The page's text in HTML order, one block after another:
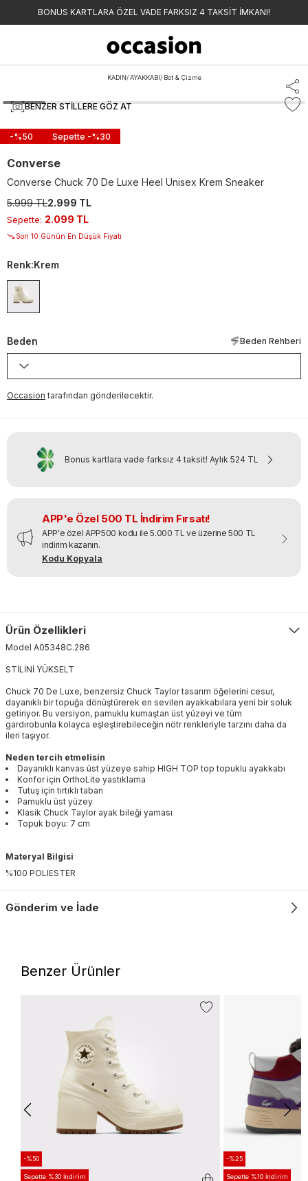
BONUS KARTLARA ÖZEL VADE FARKSIZ 4 TAKSİT İMKANI!
KADIN/ AYAKKABI/ Bot & Çizme
BENZER STILLERE GÖZ AT
-%50 Sepette -%30
Converse
Converse Chuck 70 De Luxe Heel Unisex Krem Sneaker
5.999 TL2.999 TL
Sepette: 2.099 TL
Son 10 Günün En Düşük Fiyatı
Renk:Krem
Beden Beden Rehberi
Occasion tarafından gönderilecektir.
Bonus kartlara vade farksız 4 taksit! Aylık 524 TL
APP'e Özel 500 TL İndirim Fırsatı!
APP'e özel APP500 kodu ile 5.000 TL ve üzerine 500 TL
indirim kazanın.
Kodu Kopyala
Ürün Özellikleri
Model A05348C.286
STİLİNİ YÜKSELT
Chuck 70 De Luxe, benzersiz Chuck Taylor tasarım öğelerini cesur,
dayanıklı bir topuğa dönüştürerek en sevilen ayakkabılara yeni bir soluk
getiriyor. Bu versiyon, pamuklu kumaştan üst yüzeyi ve tüm
gardırobunla kolayca eşleştirebileceğin nötr renkleriyle tarzını daha da
ileri taşıyor.
Neden tercih etmelisin
Dayanıklı kanvas üst yüzeye sahip HIGH TOP top topuklu ayakkabı
Konfor için OrthoLite yastıklama
Tutuş için tırtıklı taban
Pamuklu üst yüzey
Klasik Chuck Taylor ayak bileği yaması
Topuk boyu: 7 cm
Materyal Bilgisi
%100 POLIESTER
Gönderim ve İade
Benzer Ürünler
-%50
Sepette %30 İndirim
-%25
Sepette %10 İndirim